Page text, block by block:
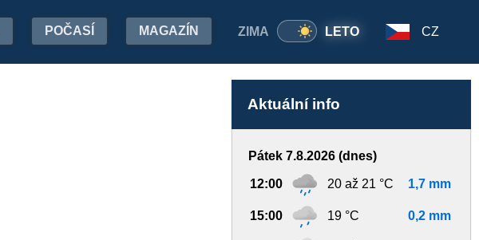
ZIMA LETO
POČASÍ MAGAZÍN CZ
Aktuální info
Pátek 7.8.2026 (dnes)
12:00 20 až 21 °C 1,7 mm
15:00 19 °C 0,2 mm